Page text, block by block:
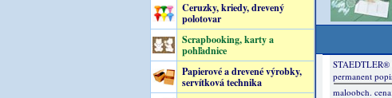
Ceruzky, kriedy, drevený
polotovar
Scrapbooking, karty a
pohľadnice
Papierové a drevené výrobky,
servítková technika